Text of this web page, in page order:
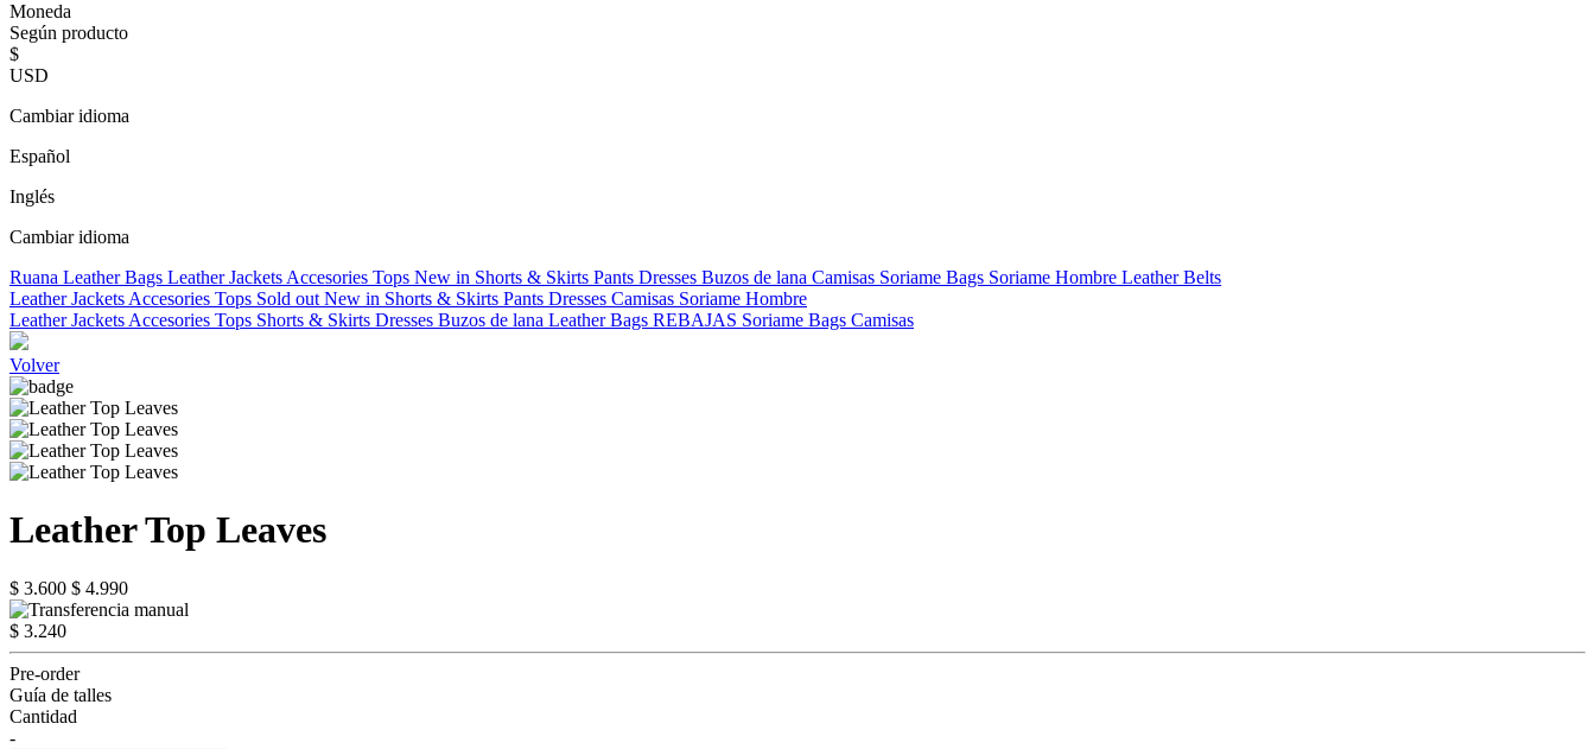
Moneda
Según producto
$
USD
Cambiar idioma
Español
Inglés
Cambiar idioma
Ruana Leather Bags Leather Jackets Accesories Tops New in Shorts & Skirts Pants Dresses Buzos de lana Camisas Soriame Bags Soriame Hombre Leather Belts
Leather Jackets Accesories Tops Sold out New in Shorts & Skirts Pants Dresses Camisas Soriame Hombre
Leather Jackets Accesories Tops Shorts & Skirts Dresses Buzos de lana Leather Bags REBAJAS Soriame Bags Camisas
Volver
Leather Top Leaves
$ 3.600 $ 4.990
$ 3.240
Pre-order
Guía de talles
Cantidad
-